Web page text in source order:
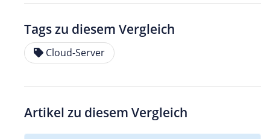
Tags zu diesem Vergleich
Cloud-Server
Artikel zu diesem Vergleich